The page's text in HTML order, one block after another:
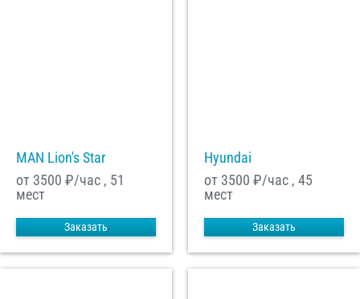
MAN Lion's Star
от 3500 ₽/час , 51
мест
Заказать
Hyundai
от 3500 ₽/час , 45
мест
Заказать